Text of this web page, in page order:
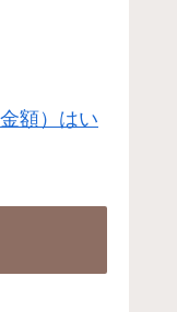
額）はい